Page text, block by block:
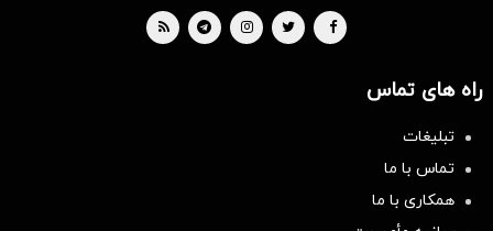
راه های تماس
تبلیغات
تماس با ما
همکاری با ما